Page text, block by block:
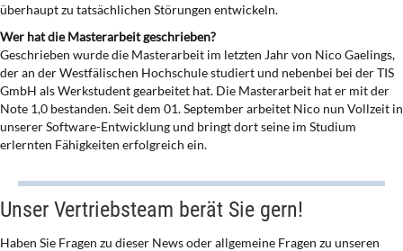
überhaupt zu tatsächlichen Störungen entwickeln.
Wer hat die Masterarbeit geschrieben?
Geschrieben wurde die Masterarbeit im letzten Jahr von Nico Gaelings,
der an der Westfälischen Hochschule studiert und nebenbei bei der TIS
GmbH als Werkstudent gearbeitet hat. Die Masterarbeit hat er mit der
Note 1,0 bestanden. Seit dem 01. September arbeitet Nico nun Vollzeit in
unserer Software-Entwicklung und bringt dort seine im Studium
erlernten Fähigkeiten erfolgreich ein.
Unser Vertriebsteam berät Sie gern!
Haben Sie Fragen zu dieser News oder allgemeine Fragen zu unseren